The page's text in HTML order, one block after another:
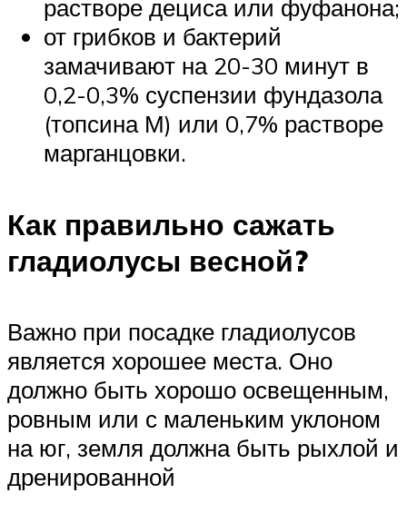
растворе дециса или фуфанона;
от грибков и бактерий
замачивают на 20-30 минут в
0,2-0,3% суспензии фундазола
(топсина М) или 0,7% растворе
марганцовки.
Как правильно сажать
гладиолусы весной?
Важно при посадке гладиолусов
является хорошее места. Оно
должно быть хорошо освещенным,
ровным или с маленьким уклоном
на юг, земля должна быть рыхлой и
дренированной